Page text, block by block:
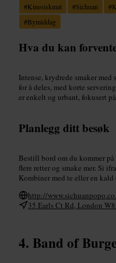
#Kinesiskmat #Sichuan #
#Bymiddag
Hva du kan
Intense, krydrede smaker
for å deles, med korte
er enkelt og urbant, fokusert
Planlegg ditt besøk
Bestill bord om du kommer
flere retter og smake mer. Si
Kombiner med te eller en
http://
35 Earls Ct Rd, London
Band of